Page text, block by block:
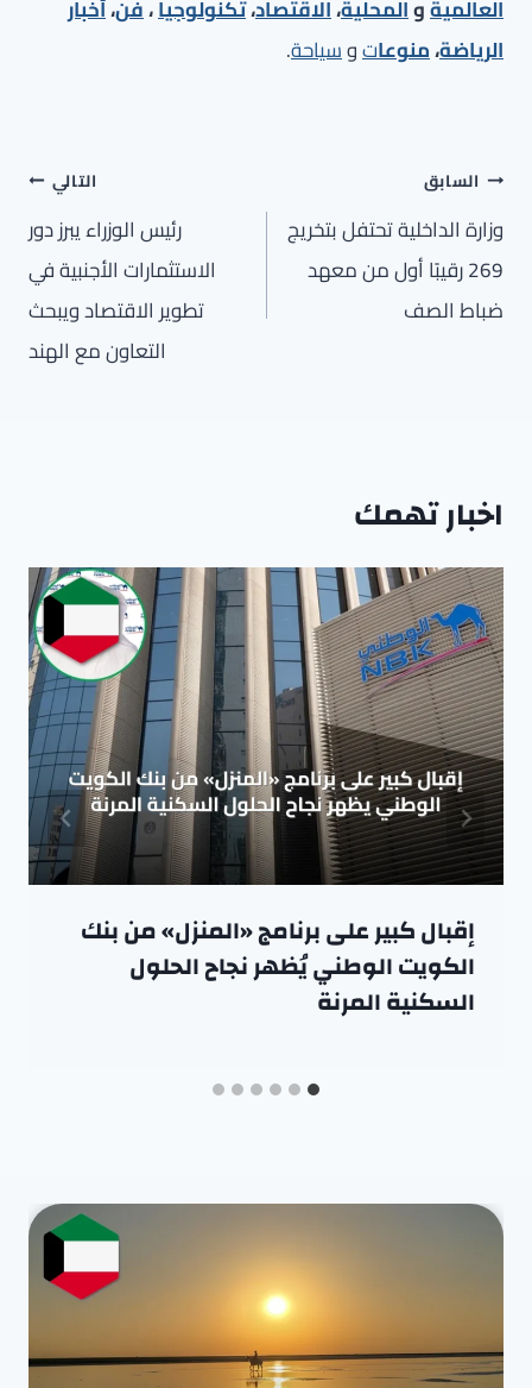
العالميةوالمحلية،الاقتصاد،تكنولوجيا،فن،أخبار
الرياضة،منوعاتوسياحة.
تصفّح
المقالات
السابق
وزارة الداخلية تحتفل بتخريج
269 رقيبًا أول من معهد
ضباط الصف
التالي
رئيس الوزراء يبرز دور
الاستثمارات الأجنبية في
تطوير الاقتصاد ويبحث
التعاون مع الهند
اخبار تهمك
إقبال كبير على برنامج «المنزل» من بنك
الكويت الوطني يُظهر نجاح الحلول
السكنية المرنة